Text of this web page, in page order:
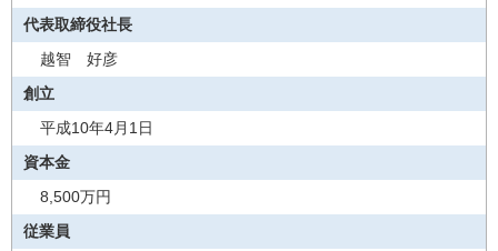
代表取締役社長
越智 好彦
創立
平成10年4月1日
資本金
8,500万円
従業員